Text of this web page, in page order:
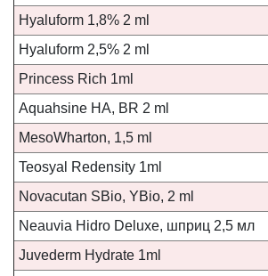
Hyaluform 1,8% 2 ml
Hyaluform 2,5% 2 ml
Princess Rich 1ml
Aquahsine НА, BR 2 ml
MesoWharton, 1,5 ml
Teosyal Redensity 1ml
Novacutan SBio, YBio, 2 ml
Neauvia Hidro Deluxe, шприц 2,5 мл
Juvederm Hydrate 1ml